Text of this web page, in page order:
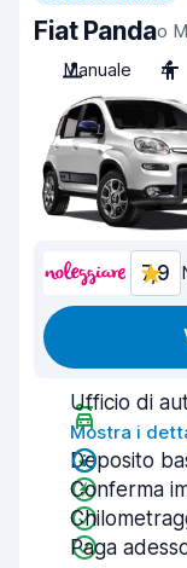
Fiat Pandao
Manuale
4
7,9
Ufficio di
Mostra i
Deposito
Conferma
Paga